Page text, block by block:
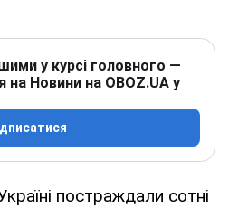
у курсі головного —
на Новини на OBOZ.UA у
постраждали сотні